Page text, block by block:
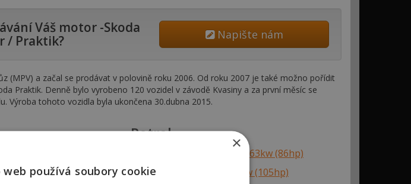
Váš motor -Skoda
/ Praktik?
Napište nám
(MPV) a začal se prodávat v polovině roku 2006. Od roku 2007 je také možno pořídit
Praktik. Denně bylo vyrobeno 120 vozidel v závodě Kvasiny a za první měsíc se
Výroba tohoto vozidla byla ukončena 30.dubna 2015.
TSI 63kw (85hp)
TSI 77kw (105hp)
Petrol
Skoda Roomster 1.4i 16v 63kw (86hp)
Skoda Roomster 1.6 77kw (105hp)
×
používá soubory cookie